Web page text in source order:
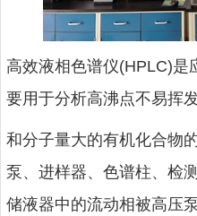
高效液相色谱仪(HPLC)是
要用于分析高沸点不易挥
和分子量大的有机化合物
泵、进样器、色谱柱、检
储液器中的流动相被高压